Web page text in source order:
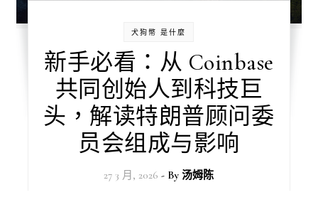
犬狗幣 是什麼
新手必看：从 Coinbase
共同创始人到科技巨
头，解读特朗普顾问委
员会组成与影响
27 3 月, 2026 - By汤姆陈